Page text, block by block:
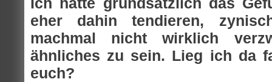
eher dahin tendieren,
machmal nicht wirklich
ähnliches zu sein. Lieg ich da
euch?